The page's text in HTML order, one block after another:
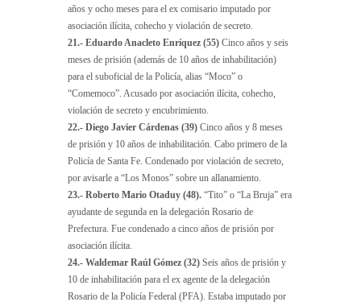
años y ocho meses para el ex comisario imputado por
asociación ilícita, cohecho y violación de secreto.
21.- Eduardo Anacleto Enríquez (55) Cinco años y seis
meses de prisión (además de 10 años de inhabilitación)
para el suboficial de la Policía, alias “Moco” o
“Comemoco”. Acusado por asociación ilícita, cohecho,
violación de secreto y encubrimiento.
22.- Diego Javier Cárdenas (39) Cinco años y 8 meses
de prisión y 10 años de inhabilitación. Cabo primero de la
Policía de Santa Fe. Condenado por violación de secreto,
por avisarle a “Los Monos” sobre un allanamiento.
23.- Roberto Mario Otaduy (48). “Tito” o “La Bruja” era
ayudante de segunda en la delegación Rosario de
Prefectura. Fue condenado a cinco años de prisión por
asociación ilícita.
24.- Waldemar Raúl Gómez (32) Seis años de prisión y
10 de inhabilitación para el ex agente de la delegación
Rosario de la Policía Federal (PFA). Estaba imputado por